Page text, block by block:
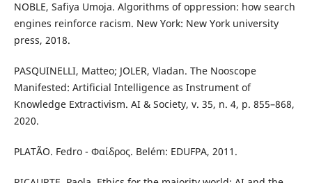
NOBLE, Safiya Umoja. Algorithms of oppression: how search
engines reinforce racism. New York: New York university
press, 2018.
PASQUINELLI, Matteo; JOLER, Vladan. The Nooscope
Manifested: Artificial Intelligence as Instrument of
Knowledge Extractivism. AI & Society, v. 35, n. 4, p. 855–868,
2020.
PLATÃO. Fedro - Φαίδρος. Belém: EDUFPA, 2011.